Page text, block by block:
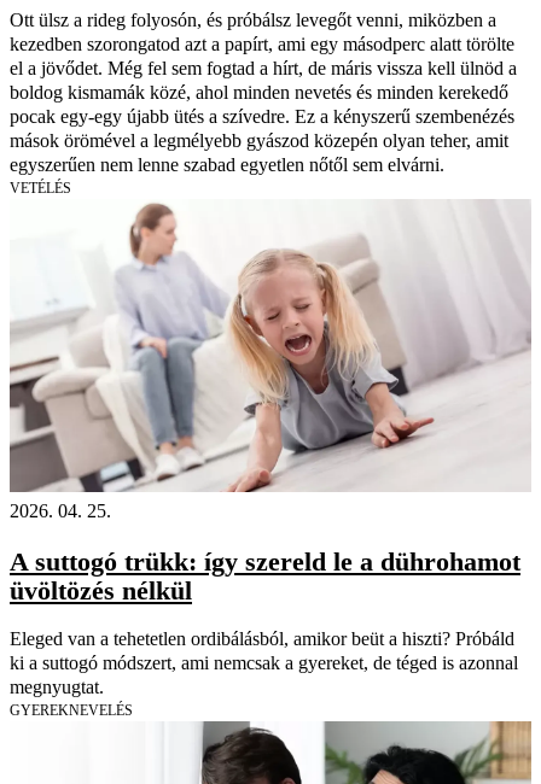
Ott ülsz a rideg folyosón, és próbálsz levegőt venni, miközben a
kezedben szorongatod azt a papírt, ami egy másodperc alatt törölte
el a jövődet. Még fel sem fogtad a hírt, de máris vissza kell ülnöd a
boldog kismamák közé, ahol minden nevetés és minden kerekedő
pocak egy-egy újabb ütés a szívedre. Ez a kényszerű szembenézés
mások örömével a legmélyebb gyászod közepén olyan teher, amit
egyszerűen nem lenne szabad egyetlen nőtől sem elvárni.
VETÉLÉS
2026. 04. 25.
A suttogó trükk: így szereld le a dührohamot
üvöltözés nélkül
Eleged van a tehetetlen ordibálásból, amikor beüt a hiszti? Próbáld
ki a suttogó módszert, ami nemcsak a gyereket, de téged is azonnal
megnyugtat.
GYEREKNEVELÉS